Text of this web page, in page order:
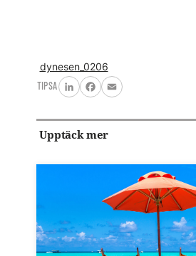
dynesen_0206
TIPSA
LinkedInFacebook
Email
Upptäck mer